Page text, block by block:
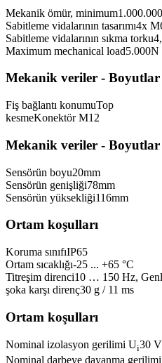
Mekanik ömür, minimum1.000.000
Sabitleme vidalarının tasarımı4x
Sabitleme vidalarının sıkma torku
Maximum mechanical load5.000N
Mekanik veriler - Boyutlar
Fiş bağlantı konumuTop
kesmeKonektör M12
Mekanik veriler - Boyutlar
Sensörün boyu20mm
Sensörün genişliği78mm
Sensörün yüksekliği116mm
Ortam koşulları
Koruma sınıfıIP65
Ortam sıcaklığı-25 ... +65 °C
Titreşim direnci10 … 150 Hz,
şoka karşı direnç30 g / 11 ms
Ortam koşulları
Nominal izolasyon gerilimi Ui30 V
Nominal darbeye dayanma